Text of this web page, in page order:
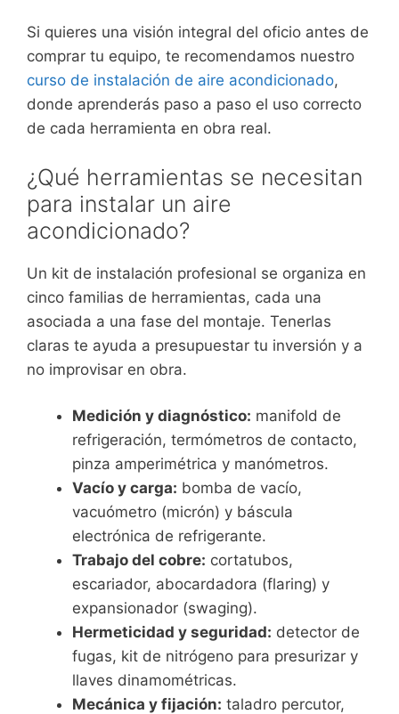
Si quieres una visión integral del oficio antes de
comprar tu equipo, te recomendamos nuestro
curso de instalación de aire acondicionado,
donde aprenderás paso a paso el uso correcto
de cada herramienta en obra real.
¿Qué herramientas se necesitan
para instalar un aire
acondicionado?
Un kit de instalación profesional se organiza en
cinco familias de herramientas, cada una
asociada a una fase del montaje. Tenerlas
claras te ayuda a presupuestar tu inversión y a
no improvisar en obra.
Medición y diagnóstico: manifold de
refrigeración, termómetros de contacto,
pinza amperimétrica y manómetros.
Vacío y carga: bomba de vacío,
vacuómetro (micrón) y báscula
electrónica de refrigerante.
Trabajo del cobre: cortatubos,
escariador, abocardadora (flaring) y
expansionador (swaging).
Hermeticidad y seguridad: detector de
fugas, kit de nitrógeno para presurizar y
llaves dinamométricas.
Mecánica y fijación: taladro percutor,